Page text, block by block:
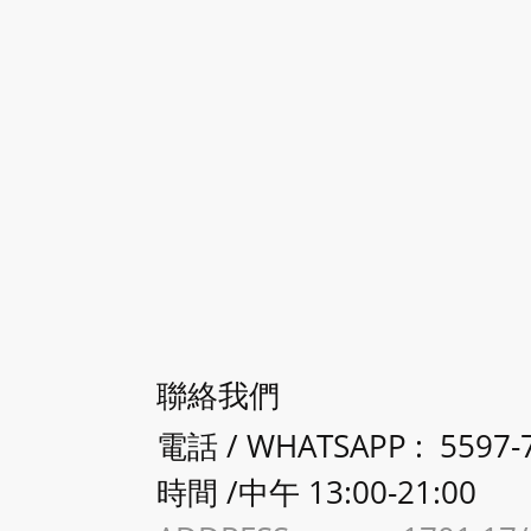
聯絡我們
電話 / WHATSAPP :
時間 /中午 13:00-21:00